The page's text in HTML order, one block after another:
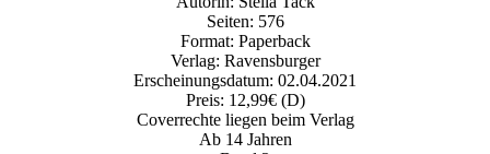
Seiten: 576
Format: Paperback
Verlag: Ravensburger
Erscheinungsdatum: 02.04.2021
Preis: 12,99€ (D)
Coverrechte liegen beim Verlag
Ab 14 Jahren